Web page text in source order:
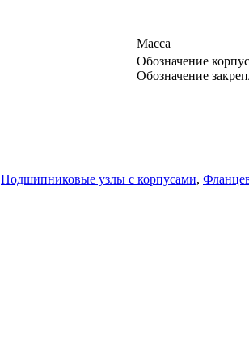
Масса
Обозначение
Обозначение
Подшипниковые узлы с корпусами,